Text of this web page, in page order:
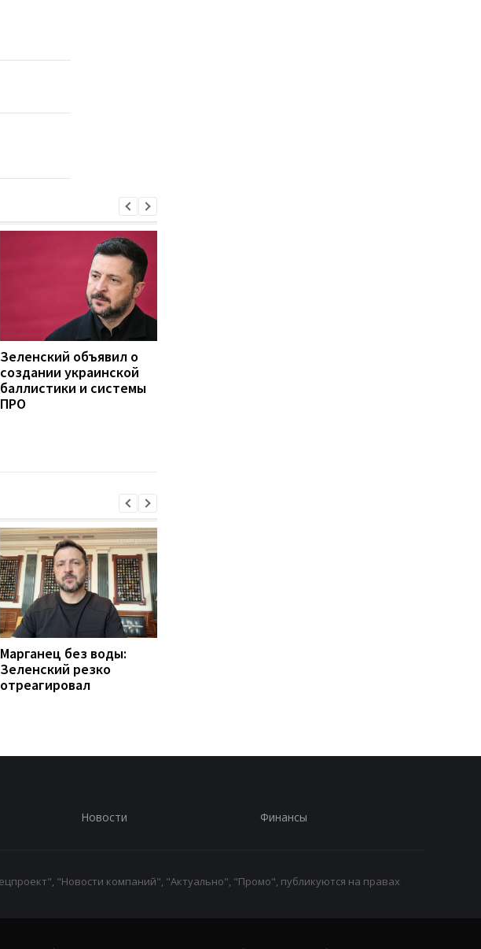
Зеленский объявил о
создании украинской
баллистики и системы
ПРО
Марганец без воды:
Зеленский резко
отреагировал
Новости Финансы
"Новости компаний", "Актуально", "Промо", публикуются на правах